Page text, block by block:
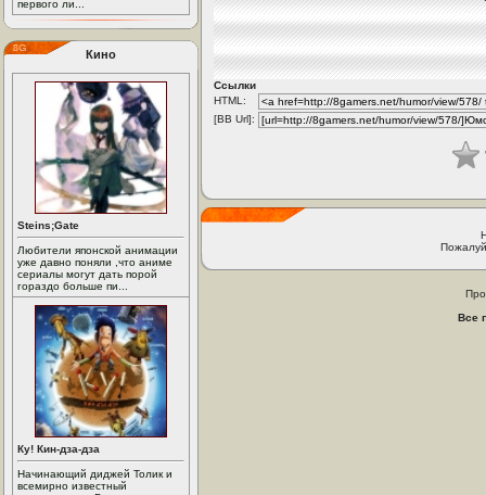
первого ли...
Кино
Steins;Gate
Любители японской анимации
уже давно поняли ,что аниме
сериалы могут дать порой
гораздо больше пи...
Ку! Кин-дза-дза
Начинающий диджей Толик и
всемирно известный
Ссылки
HTML:
[BB Url]:
Все